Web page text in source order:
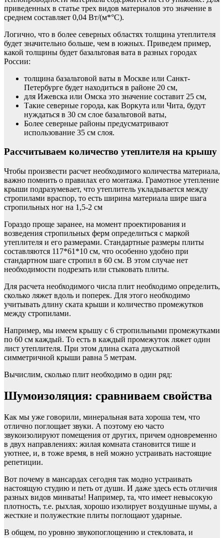
приведенных в статье трех видов материалов это значение в
среднем составляет 0,04 Вт/(м*°С).
Логично, что в более северных областях толщина утеплителя
будет значительно больше, чем в южных. Приведем пример,
какой толщины будет базальтовая вата в разных городах
России:
толщина базальтовой ваты в Москве или Санкт-
Петербурге будет находиться в районе 20 см,
для Ижевска или Омска это значение составит 25 см,
Такие северные города, как Воркута или Чита, будут
нуждаться в 30 см слое базальтовой ваты,
Более северные районы предусматривают
использование 35 см слоя.
Рассчитываем количество утеплителя на крышу
Чтобы произвести расчет необходимого количества материала,
важно помнить о правилах его монтажа. Грамотное утепление
крыши подразумевает, что утеплитель укладывается между
стропилами враспор, то есть ширина материала шире шага
стропильных ног на 1,5-2 см
Гораздо проще заранее, на момент проектирования и
возведения стропильных ферм определиться с маркой
утеплителя и его размерами. Стандартные размеры плиты
составляются 117*61*10 см, что особенно удобно при
стандартном шаге стропил в 60 см. В этом случае нет
необходимости подрезать или стыковать плиты.
Для расчета необходимого числа плит необходимо определить,
сколько ляжет вдоль и поперек. Для этого необходимо
учитывать длину ската крыши и количество промежутков
между стропилами.
Например, мы имеем крышу с 6 стропильными промежутками
по 60 см каждый. То есть в каждый промежуток ляжет один
лист утеплителя. При этом длина ската двускатной
симметричной крыши равна 5 метрам.
Вычислим, сколько плит необходимо в один ряд:
Шумоизоляция: сравниваем свойства
Как мы уже говорили, минеральная вата хороша тем, что
отлично поглощает звуки. А поэтому ею часто
звукоизолируют помещения от других, причем одновременно
в двух направлениях: жилая комната становится тише и
уютнее, и, в тоже время, в ней можно устраивать настоящие
репетиции.
Вот почему в мансардах сегодня так модно устраивать
настоящую студию и петь от души. И даже здесь есть отличия
разных видов минваты! Например, та, что имеет невысокую
плотность, т.е. рыхлая, хорошо изолирует воздушные шумы, а
жесткие и полужесткие плиты поглощают ударные.
В общем, по уровню звукопоглощению и стекловата, и